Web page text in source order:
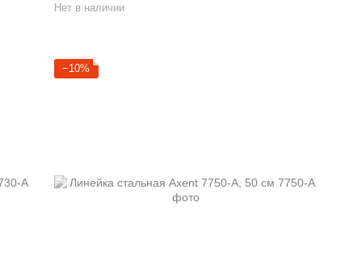
Нет в наличии
−10%